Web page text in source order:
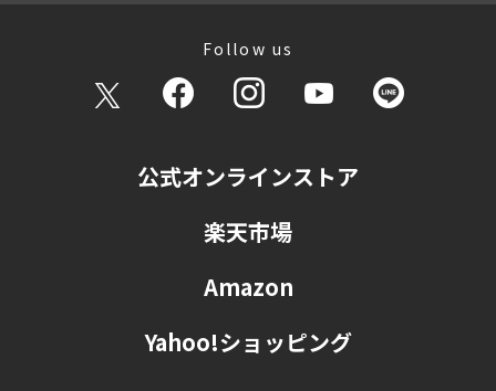
Follow us
公式オンラインストア
楽天市場
Amazon
Yahoo!ショッピング